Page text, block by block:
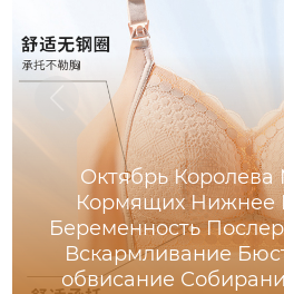
Октябрь Королева
Кормящих Нижнее
Беременность
Вскармливание
обвисание